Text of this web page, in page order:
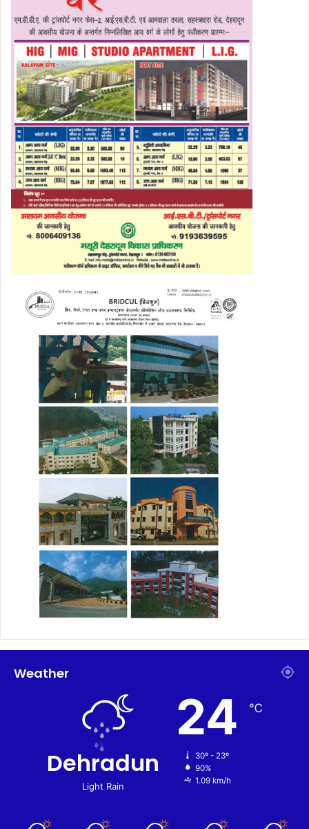
Weather
Dehradun
Light Rain
24 ℃
30º - 23º
90%
1.09 km/h